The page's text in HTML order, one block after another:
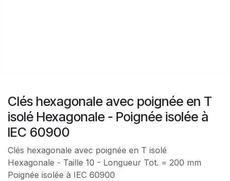
Clés hexagonale avec poignée en T
isolé Hexagonale - Poignée isolée à
IEC 60900
Clés hexagonale avec poignée en T isolé
Hexagonale - Taille 10 - Longueur Tot. = 200 mm
Poignée isolée à IEC 60900